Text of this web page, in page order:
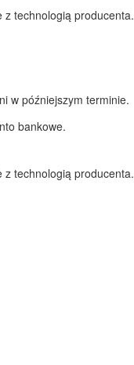
z technologią producenta.
w późniejszym terminie.
bankowe.
z technologią producenta.